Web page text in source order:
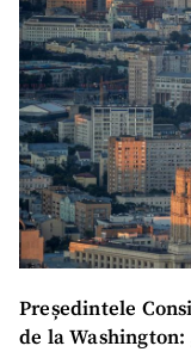
Președintele
de la